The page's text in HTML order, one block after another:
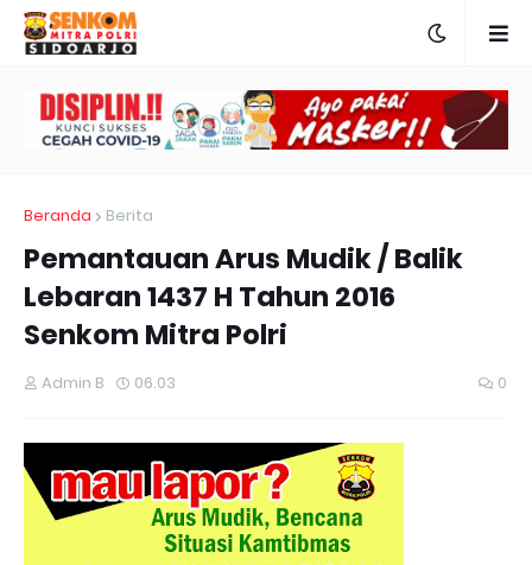
Beranda Berita
Pemantauan Arus Mudik / Balik
Lebaran 1437 H Tahun 2016
Senkom Mitra Polri
Admin B 06.03 0